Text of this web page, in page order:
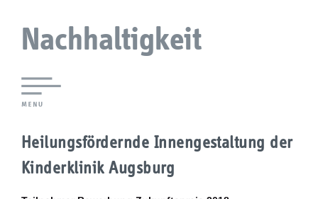
Nachhaltigkeit
Agendaforen
Heilungsfördernde Innengestaltung der
Kinderklinik Augsburg